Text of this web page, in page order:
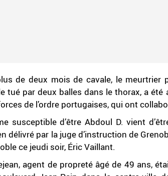
de deux mois de cavale, le meurtrier
tué par deux balles dans le thorax, a
de l’ordre portugaises, qui ont
susceptible d’être Abdoul D. vient
délivré par la juge d’instruction de
ce jeudi soir, Éric Vaillant.
agent de propreté âgé de 49 ans,